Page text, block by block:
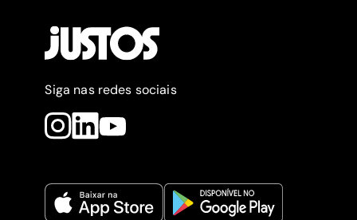
Siga nas redes sociais